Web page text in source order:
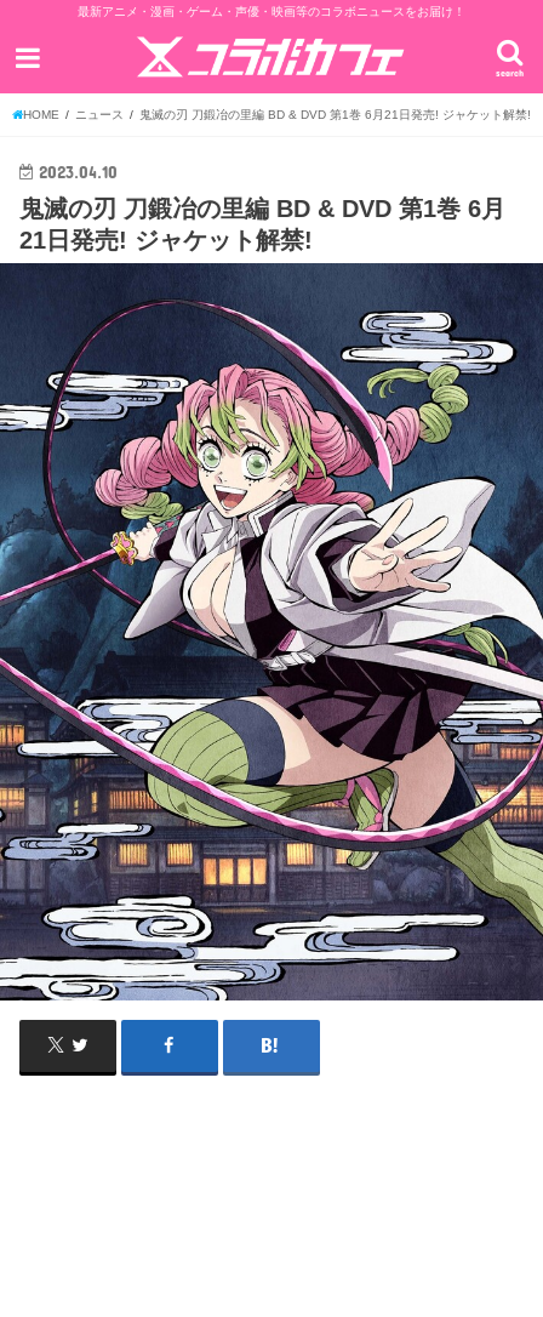
最新アニメ・漫画・ゲーム・声優・映画等のコラボニュースをお届け！
search
HOME ニュース 鬼滅の刃 刀鍛冶の里編 BD & DVD 第1巻 6月21日発売! ジャケット解禁!
2023.04.10
鬼滅の刃 刀鍛冶の里編 BD & DVD 第1巻 6月
21日発売! ジャケット解禁!